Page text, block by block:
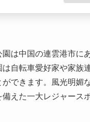
は中国の連雲港市に
自転車愛好家や家族
ができます。風光明媚
えた一大レジャース